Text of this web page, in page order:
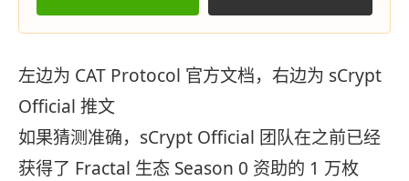
左边为 CAT Protocol 官方文档，右边为 sCrypt
Official 推文
如果猜测准确，sCrypt Official 团队在之前已经
获得了 Fractal 生态 Season 0 资助的 1 万枚